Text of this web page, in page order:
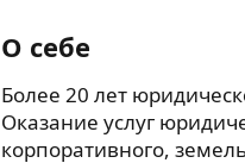
О себе
Более 20 лет
Оказание услуг
корпоративного,